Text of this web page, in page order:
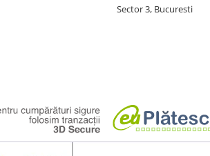
Sector 3, Bucuresti